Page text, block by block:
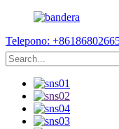
Telepono: